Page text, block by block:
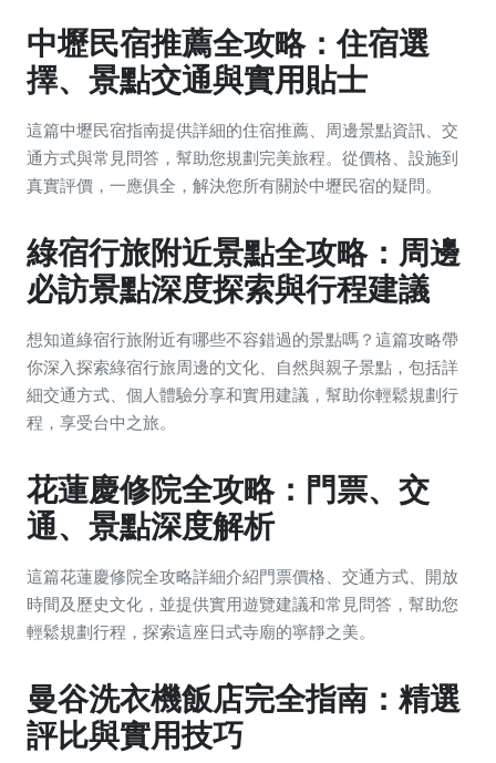
中壢民宿推薦全攻略：住宿選
擇、景點交通與實用貼士
這篇中壢民宿指南提供詳細的住宿推薦、周邊景點資訊、交
通方式與常見問答，幫助您規劃完美旅程。從價格、設施到
真實評價，一應俱全，解決您所有關於中壢民宿的疑問。
綠宿行旅附近景點全攻略：周邊
必訪景點深度探索與行程建議
想知道綠宿行旅附近有哪些不容錯過的景點嗎？這篇攻略帶
你深入探索綠宿行旅周邊的文化、自然與親子景點，包括詳
細交通方式、個人體驗分享和實用建議，幫助你輕鬆規劃行
程，享受台中之旅。
花蓮慶修院全攻略：門票、交
通、景點深度解析
這篇花蓮慶修院全攻略詳細介紹門票價格、交通方式、開放
時間及歷史文化，並提供實用遊覽建議和常見問答，幫助您
輕鬆規劃行程，探索這座日式寺廟的寧靜之美。
曼谷洗衣機飯店完全指南：精選
評比與實用技巧